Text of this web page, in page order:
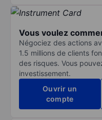
Vous voulez
Négociez des actions
1.5 millions de clients
des risques. Vous
investissement.
Ouvrir un
compte